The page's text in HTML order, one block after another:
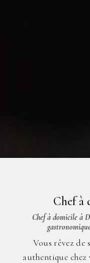
Chef à
Chef à domicile à
Vous rêvez de
authentique chez